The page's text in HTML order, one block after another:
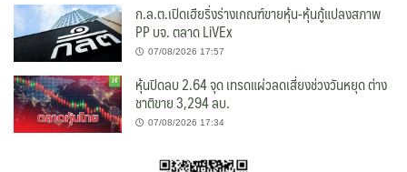
ก.ล.ต.เปิดเฮียริ่งร่างเกณฑ์ขายหุ้น-หุ้นกู้แปลงสภาพ
PP บจ. ตลาด LiVEx
07/08/2026 17:57
หุ้นปิดลบ 2.64 จุด เทรดแผ่วลดเสี่ยงช่วงวันหยุด ต่าง
ชาติขาย 3,294 ลบ.
07/08/2026 17:34